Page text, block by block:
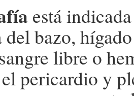
está
del bazo,
libre o
pericardio y